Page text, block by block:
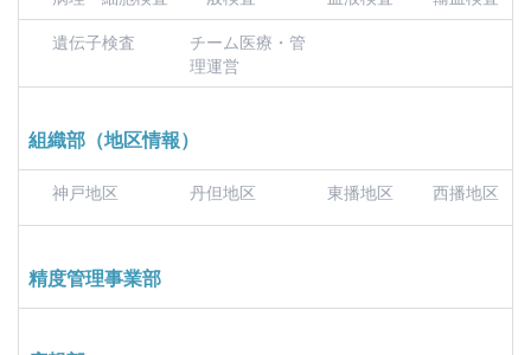
遺伝子検査
チーム医療・管
理運営
組織部（地区情報）
神戸地区 丹但地区 東播地区 西播地区
精度管理事業部